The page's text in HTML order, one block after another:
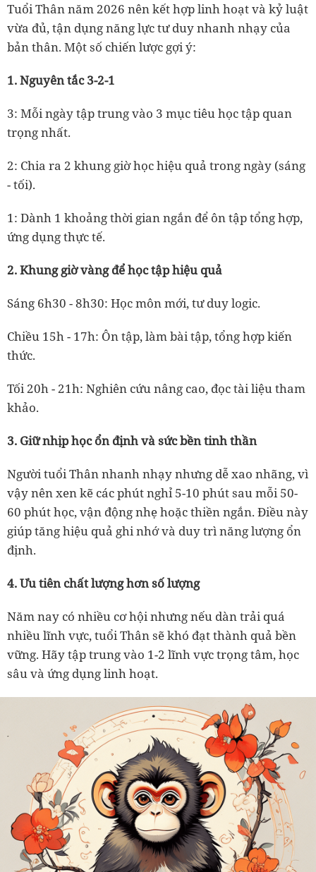
Tuổi Thân năm 2026 nên kết hợp linh hoạt và kỷ luật
vừa đủ, tận dụng năng lực tư duy nhanh nhạy của
bản thân. Một số chiến lược gợi ý:
1. Nguyên tắc 3-2-1
3: Mỗi ngày tập trung vào 3 mục tiêu học tập quan
trọng nhất.
2: Chia ra 2 khung giờ học hiệu quả trong ngày (sáng
- tối).
1: Dành 1 khoảng thời gian ngắn để ôn tập tổng hợp,
ứng dụng thực tế.
2. Khung giờ vàng để học tập hiệu quả
Sáng 6h30 - 8h30: Học môn mới, tư duy logic.
Chiều 15h - 17h: Ôn tập, làm bài tập, tổng hợp kiến
thức.
Tối 20h - 21h: Nghiên cứu nâng cao, đọc tài liệu tham
khảo.
3. Giữ nhịp học ổn định và sức bền tinh thần
Người tuổi Thân nhanh nhạy nhưng dễ xao nhãng, vì
vậy nên xen kẽ các phút nghỉ 5-10 phút sau mỗi 50-
60 phút học, vận động nhẹ hoặc thiền ngắn. Điều này
giúp tăng hiệu quả ghi nhớ và duy trì năng lượng ổn
định.
4. Ưu tiên chất lượng hơn số lượng
Năm nay có nhiều cơ hội nhưng nếu dàn trải quá
nhiều lĩnh vực, tuổi Thân sẽ khó đạt thành quả bền
vững. Hãy tập trung vào 1-2 lĩnh vực trọng tâm, học
sâu và ứng dụng linh hoạt.